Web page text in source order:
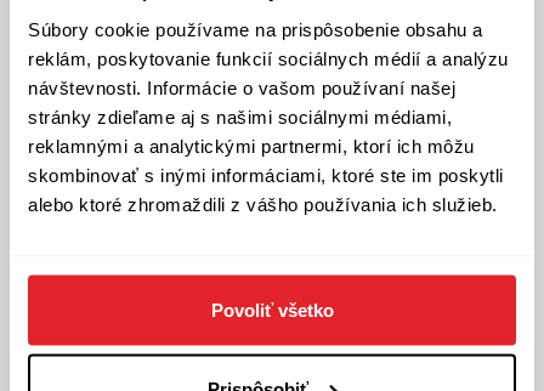
Súbory cookie používame na prispôsobenie obsahu a
reklám, poskytovanie funkcií sociálnych médií a analýzu
návštevnosti. Informácie o vašom používaní našej
stránky zdieľame aj s našimi sociálnymi médiami,
reklamnými a analytickými partnermi, ktorí ich môžu
skombinovať s inými informáciami, ktoré ste im poskytli
alebo ktoré zhromaždili z vášho používania ich služieb.
Povoliť všetko
Kniha Volajte ma Mandy voľne zachytáva príbeh
zábavnej hudobníčky z druhej polovice 20. storočia
v Československu.
Mandy do sveta uvedú novinárka a publicistka
Soňa Gyarfášová a scenárista Marek Leščák.
Ak ste nevedeli, možno sa dozviete, že Lístoček z
Moderuje Andrea Makýšová Volárová.